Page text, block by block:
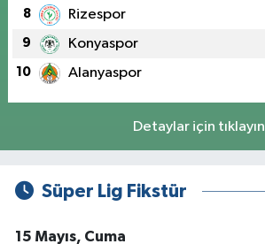
8 Rizespor
9 Konyaspor
10 Alanyaspor
Detaylar için tıklayın
Süper Lig Fikstür
15 Mayıs, Cuma